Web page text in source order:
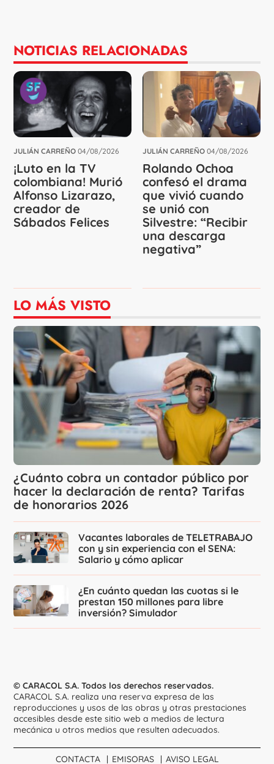
NOTICIAS RELACIONADAS
JULIÁN CARREÑO 04/08/2026
¡Luto en la TV
colombiana! Murió
Alfonso Lizarazo,
creador de
Sábados Felices
JULIÁN CARREÑO 04/08/2026
Rolando Ochoa
confesó el drama
que vivió cuando
se unió con
Silvestre: “Recibir
una descarga
negativa”
LO MÁS VISTO
¿Cuánto cobra un contador público por
hacer la declaración de renta? Tarifas
de honorarios 2026
Vacantes laborales de TELETRABAJO
con y sin experiencia con el SENA:
Salario y cómo aplicar
¿En cuánto quedan las cuotas si le
prestan 150 millones para libre
inversión? Simulador
© CARACOL S.A. Todos los derechos reservados.
CARACOL S.A. realiza una reserva expresa de las
reproducciones y usos de las obras y otras prestaciones
accesibles desde este sitio web a medios de lectura
mecánica u otros medios que resulten adecuados.
CONTACTA EMISORAS AVISO LEGAL